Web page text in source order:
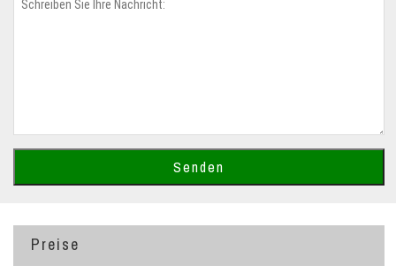
Preise